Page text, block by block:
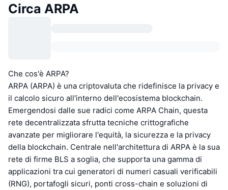
Circa ARPA
Che cos'è ARPA?
ARPA (ARPA) è una criptovaluta che ridefinisce la privacy e
il calcolo sicuro all'interno dell'ecosistema blockchain.
Emergendosi dalle sue radici come ARPA Chain, questa
rete decentralizzata sfrutta tecniche crittografiche
avanzate per migliorare l'equità, la sicurezza e la privacy
della blockchain. Centrale nell'architettura di ARPA è la sua
rete di firme BLS a soglia, che supporta una gamma di
applicazioni tra cui generatori di numeri casuali verificabili
(RNG), portafogli sicuri, ponti cross-chain e soluzioni di